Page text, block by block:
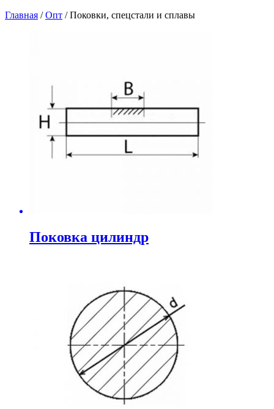
Главная /Опт / Поковки, спецстали и сплавы
Поковка цилиндр